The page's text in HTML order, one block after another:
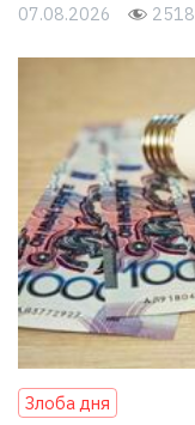
07.08.2026 2518
Злоба дня